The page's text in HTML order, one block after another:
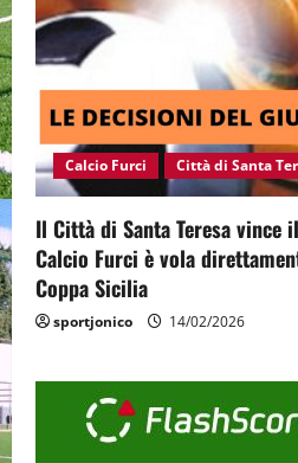
Calcio Furci Città di Santa
Il Città di Santa Teresa
Calcio Furci è vola
Coppa Sicilia
sportjonico 14/02/2026